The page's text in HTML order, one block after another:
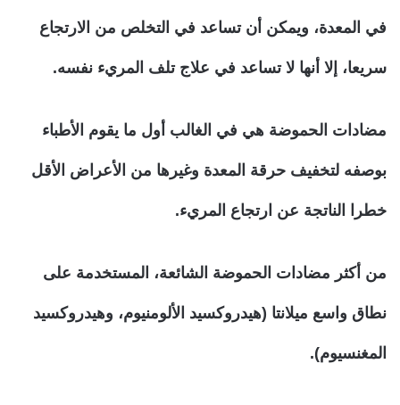
في المعدة، ويمكن أن تساعد في التخلص من الارتجاع
سريعا، إلا أنها لا تساعد في علاج تلف المريء نفسه.
مضادات الحموضة هي في الغالب أول ما يقوم الأطباء
بوصفه لتخفيف حرقة المعدة وغيرها من الأعراض الأقل
خطرا الناتجة عن ارتجاع المريء.
من أكثر مضادات الحموضة الشائعة، المستخدمة على
نطاق واسع ميلانتا (هيدروكسيد الألومنيوم، وهيدروكسيد
المغنسيوم).